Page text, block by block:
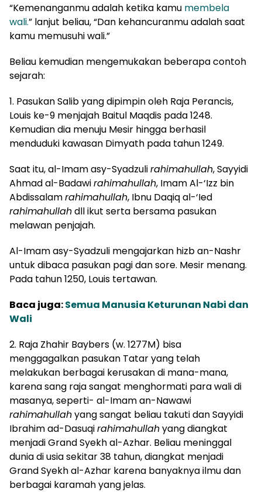
“Kemenanganmu adalah ketika kamu membela
wali.” lanjut beliau, “Dan kehancuranmu adalah saat
kamu memusuhi wali.”
Beliau kemudian mengemukakan beberapa contoh
sejarah:
1. Pasukan Salib yang dipimpin oleh Raja Perancis,
Louis ke-9 menjajah Baitul Maqdis pada 1248.
Kemudian dia menuju Mesir hingga berhasil
menduduki kawasan Dimyath pada tahun 1249.
Saat itu, al-Imam asy-Syadzulirahimahullah, Sayyidi
Ahmad al-Badawirahimahullah, Imam Al-‘Izz bin
Abdissalamrahimahullah, Ibnu Daqiq al-‘Ied
rahimahullahdll ikut serta bersama pasukan
melawan penjajah.
Al-Imam asy-Syadzuli mengajarkan hizb an-Nashr
untuk dibaca pasukan pagi dan sore. Mesir menang.
Pada tahun 1250, Louis tertawan.
Baca juga:Semua Manusia Keturunan Nabi dan
Wali
2. Raja Zhahir Baybers (w. 1277M) bisa
menggagalkan pasukan Tatar yang telah
melakukan berbagai kerusakan di mana-mana,
karena sang raja sangat menghormati para wali di
masanya, seperti- al-Imam an-Nawawi
rahimahullahyang sangat beliau takuti dan Sayyidi
Ibrahim ad-Dasuqirahimahullahyang diangkat
menjadi Grand Syekh al-Azhar. Beliau meninggal
dunia di usia sekitar 38 tahun, diangkat menjadi
Grand Syekh al-Azhar karena banyaknya ilmu dan
berbagai karamah yang jelas.